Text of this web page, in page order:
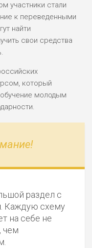
участники стали
к переведенными
найти
свои средства
который
молодым
раздел с
. Каждую схему
на себе не
чем